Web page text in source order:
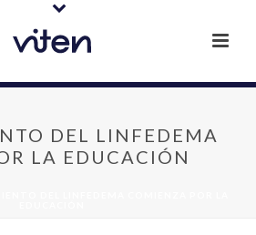
DEL LINFEDEMA
LA EDUCACIÓN